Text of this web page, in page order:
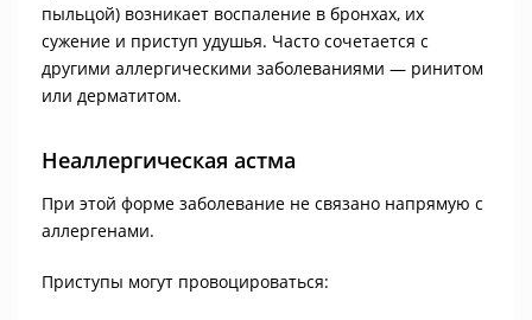
пыльцой) возникает воспаление в бронхах, их
сужение и приступ удушья. Часто сочетается с
другими аллергическими заболеваниями — ринитом
или дерматитом.
Неаллергическая астма
При этой форме заболевание не связано напрямую с
аллергенами.
Приступы могут провоцироваться: